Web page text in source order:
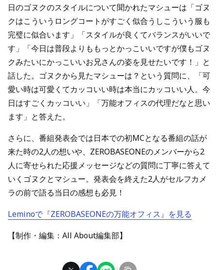
日のゴヌクのスタイルについて聞かれたマシューは「ゴヌ
クはこういうロングコートがすごく似合うしこういう服も
完璧に似合います」「スタイルが良くてバランスがいいで
す」「今日は普段よりももっとかっこいいですが僕もゴヌ
クみたいにかっこいいお兄さんの姿を見せたいです！」と
話した。ゴヌクから見たマシューは？という質問に、「可
愛い時は可愛くてカッコいい時は本当にカッコいい人。今
日はすごくカッコいい」「万能オフィスの代理だなと思い
ます」と答えた。
さらに、番組発表会では日本での初MCとなる番組の話が
来た時の2人の想いや、ZEROBASEONEのメンバーから2
人に寄せられた応援メッセージなどの質問に丁寧に答えて
いくゴヌクとマシュー。発表会を終えた2人がセルフカメ
ラの前で語る当日の感想も必見！
Leminoで『ZEROBASEONEの万能オフィス』を見る
【制作・編集：All About編集部】